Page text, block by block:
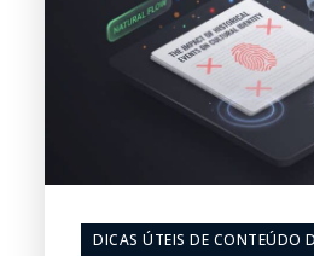
DICAS ÚTEIS DE CONTEÚDO